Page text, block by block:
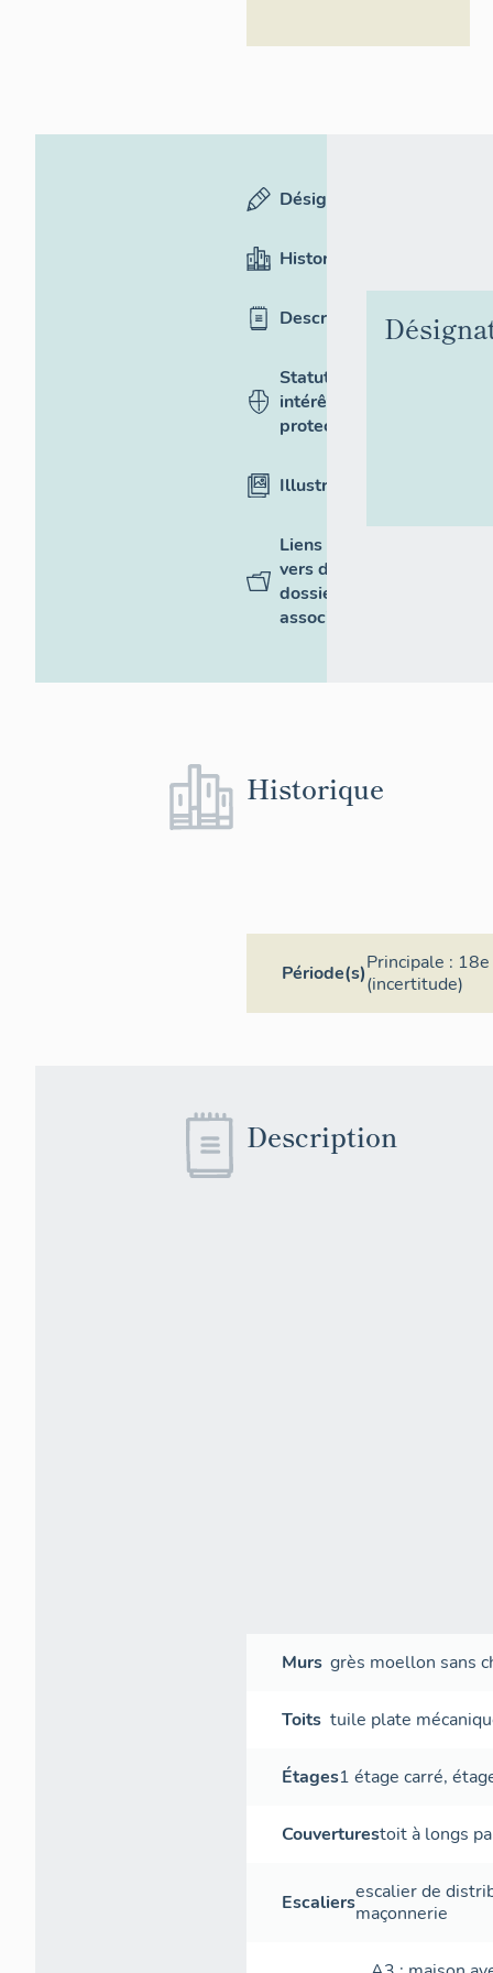
Désignation
Historique
Description
Statut,
intérêt et
protection
Illustrations
Liens
vers des
dossiers
associés
Historique
Période(s)Principale :
(incertitude)
Description
Murs grès moellon sans
Toits tuile plate
Étages1 étage carré,
Couverturestoit à longs
Escaliersescalier de
maçonnerie